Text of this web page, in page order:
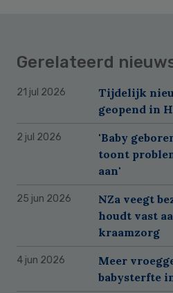
Gerelateerd
21 jul 2026
Tijdelijk
geopend in
2 jul 2026
'Baby
toont
aan'
25 jun 2026
NZa veegt
houdt vast
kraamzorg
4 jun 2026
Meer
babysterfte